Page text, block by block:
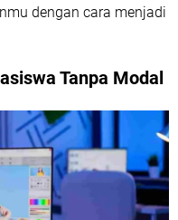
dengan cara menjadi
Tanpa Modal